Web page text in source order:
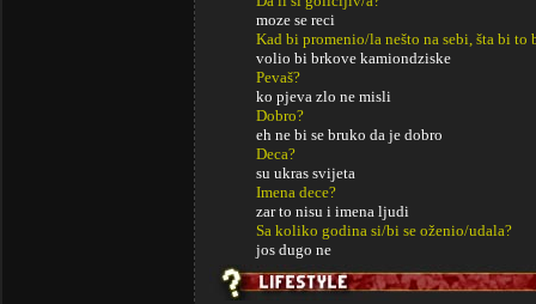
moze se reci
Kad bi promenio/la nešto na sebi, šta bi to
volio bi brkove kamiondziske
Pevaš?
ko pjeva zlo ne misli
Dobro?
eh ne bi se bruko da je dobro
Deca?
su ukras svijeta
Imena dece?
zar to nisu i imena ljudi
Sa koliko godina si/bi se oženio/udala?
jos dugo ne